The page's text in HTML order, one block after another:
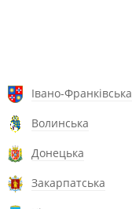
Івано-Франківська
Волинська
Донецька
Закарпатська